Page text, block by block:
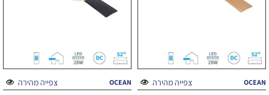
צפייה מהירה OCEAN צפייה מהירה OCEAN